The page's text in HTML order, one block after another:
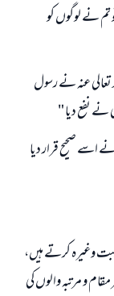
نے لوگوں كو
تعالى عنہ نے رسول
نے نفع ديا "
رحمہ اللہ نے اسے صحيح قرار ديا
وغيرہ كرتے ہيں،
و مرتبہ والوں كى